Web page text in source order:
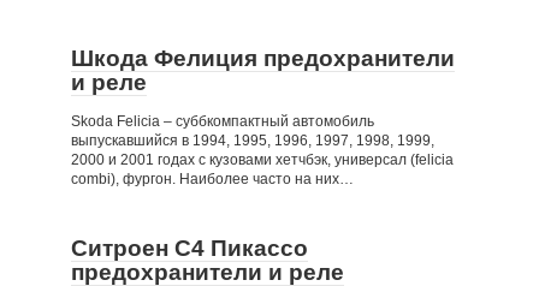
Шкода Фелиция предохранители
и реле
Skoda Felicia – суббкомпактный автомобиль
выпускавшийся в 1994, 1995, 1996, 1997, 1998, 1999,
2000 и 2001 годах с кузовами хетчбэк, универсал (felicia
combi), фургон. Наиболее часто на них…
Ситроен С4 Пикассо
предохранители и реле